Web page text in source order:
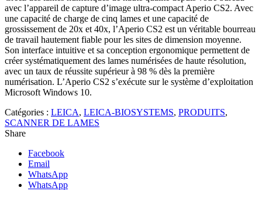
avec l’appareil de capture d’image ultra-compact Aperio CS2. Avec
une capacité de charge de cinq lames et une capacité de
grossissement de 20x et 40x, l’Aperio CS2 est un véritable bourreau
de travail hautement fiable pour les sites de dimension moyenne.
Son interface intuitive et sa conception ergonomique permettent de
créer systématiquement des lames numérisées de haute résolution,
avec un taux de réussite supérieur à 98 % dès la première
numérisation. L’Aperio CS2 s’exécute sur le système d’exploitation
Microsoft Windows 10.
Catégories : LEICA, LEICA-BIOSYSTEMS, PRODUITS,
SCANNER DE LAMES
Share
Facebook
Email
WhatsApp
WhatsApp